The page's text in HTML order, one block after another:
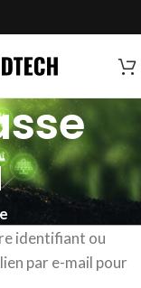
identifiant ou
par e-mail pour